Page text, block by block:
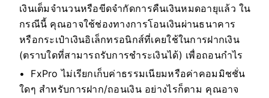
เงินเต็มจำนวนหรือขีดจำกัดการคืนเงินหมดอายุแล้ว ใน
กรณีนี้ คุณอาจใช้ช่องทางการโอนเงินผ่านธนาคาร
หรือกระเป๋าเงินอิเล็กทรอนิกส์ที่เคยใช้ในการฝากเงิน
(ตราบใดที่สามารถรับการชำระเงินได้) เพื่อถอนกำไร
FxPro ไม่เรียกเก็บค่าธรรมเนียมหรือค่าคอมมิชชั่น
ใดๆ สำหรับการฝาก/ถอนเงิน อย่างไรก็ตาม คุณอาจ